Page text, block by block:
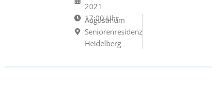
2021
17:00 Uhr
Augustinum
Seniorenresidenz
Heidelberg